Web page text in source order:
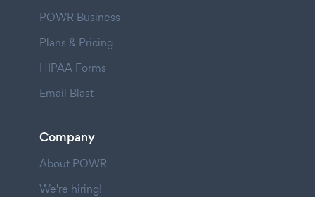
POWR Business
Plans & Pricing
HIPAA Forms
Email Blast
Company
About POWR
We're hiring!